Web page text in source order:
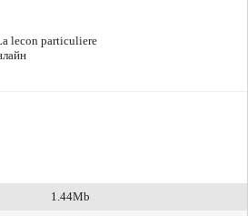
lecon particuliere
1.44Mb